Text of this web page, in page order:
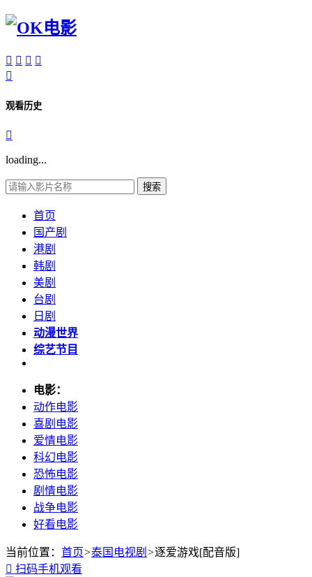
   

观看历史

loading...
搜索
首页
国产剧
港剧
韩剧
美剧
台剧
日剧
动漫世界
综艺节目
电影：
动作电影
喜剧电影
爱情电影
科幻电影
恐怖电影
剧情电影
战争电影
好看电影
当前位置： 首页>泰国电视剧 >逐爱游戏[配音版]
 扫码手机观看